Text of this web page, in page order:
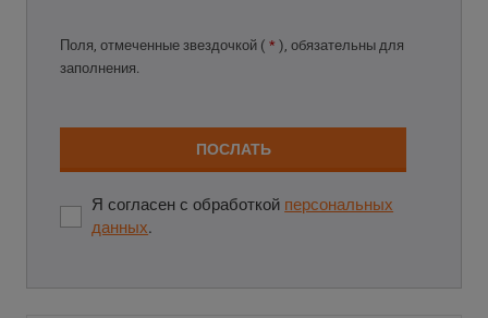
Поля, отмеченные звездочкой ( * ), обязательны для
заполнения.
ПОСЛАТЬ
согласен
обработкой
Я согласен с обработкой персональных
данных.